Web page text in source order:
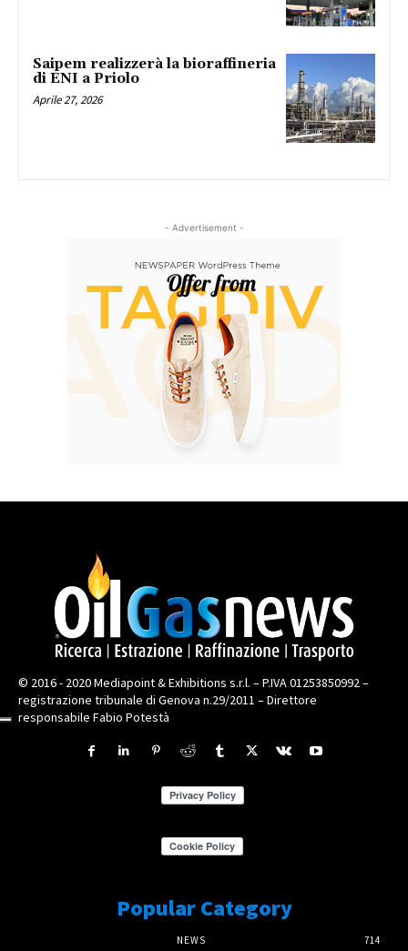
Saipem realizzerà la bioraffineria
di ENI a Priolo
Aprile 27, 2026
- Advertisement -
© 2016 - 2020 Mediapoint & Exhibitions s.r.l. – P.IVA 01253850992 –
registrazione tribunale di Genova n.29/2011 – Direttore
responsabile Fabio Potestà
Popular Category
NEWS 714